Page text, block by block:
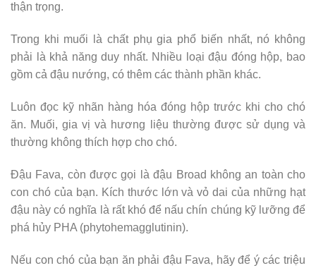
thận trọng.
Trong khi muối là chất phụ gia phổ biến nhất, nó không
phải là khả năng duy nhất. Nhiều loại đậu đóng hộp, bao
gồm cả đậu nướng, có thêm các thành phần khác.
Luôn đọc kỹ nhãn hàng hóa đóng hộp trước khi cho chó
ăn. Muối, gia vị và hương liệu thường được sử dụng và
thường không thích hợp cho chó.
Đậu Fava, còn được gọi là đậu Broad không an toàn cho
con chó của bạn. Kích thước lớn và vỏ dai của những hạt
đậu này có nghĩa là rất khó để nấu chín chúng kỹ lưỡng để
phá hủy PHA (phytohemagglutinin).
Nếu con chó của bạn ăn phải đậu Fava, hãy để ý các triệu